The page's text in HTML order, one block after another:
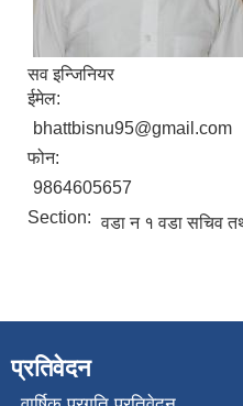
सव इन्जिनियर
ईमेल:
bhattbisnu95@gmail.com
फोन:
9864605657
Section: वडा न १ वडा सचिव
प्रतिवेदन